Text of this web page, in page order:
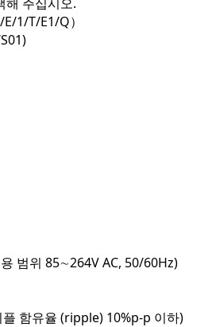
주십시오.
1/T/E1/Q）
범위 85∼264V AC, 50/60Hz)
함유율 (ripple) 10%p-p 이하)